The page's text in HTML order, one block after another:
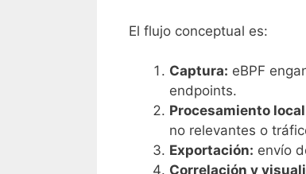
El flujo conceptual es:
Captura: eBPF
endpoints.
Procesamiento
no relevantes o
Exportación: envío
Correlación y